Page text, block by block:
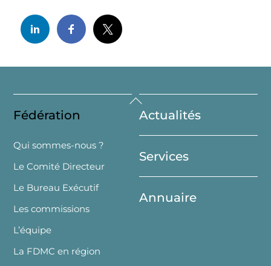
Back
To
Top
Fédération
Qui sommes-nous ?
Le Comité Directeur
Le Bureau Exécutif
Les commissions
L’équipe
La FDMC en région
Actualités
Services
Annuaire